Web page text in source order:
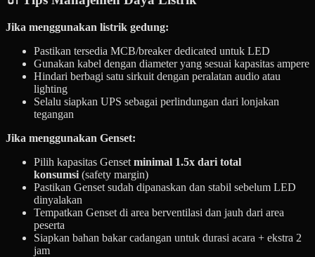
Jika menggunakan listrik gedung:
Pastikan tersedia MCB/breaker dedicated untuk LED
Gunakan kabel dengan diameter yang sesuai kapasitas ampere
Hindari berbagi satu sirkuit dengan peralatan audio atau
lighting
Selalu siapkan UPS sebagai perlindungan dari lonjakan
tegangan
Jika menggunakan Genset:
Pilih kapasitas Genset minimal 1.5x dari total
konsumsi (safety margin)
Pastikan Genset sudah dipanaskan dan stabil sebelum LED
dinyalakan
Tempatkan Genset di area berventilasi dan jauh dari area
peserta
Siapkan bahan bakar cadangan untuk durasi acara + ekstra 2
jam